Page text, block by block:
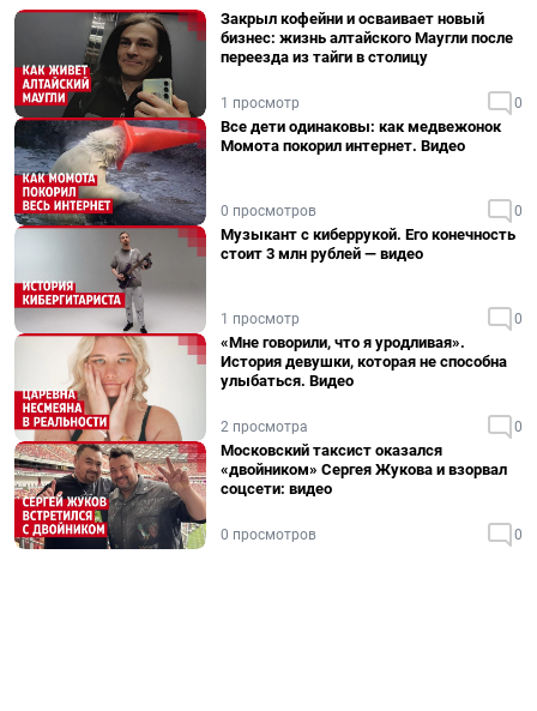
Закрыл кофейни и осваивает новый
бизнес: жизнь алтайского Маугли после
переезда из тайги в столицу
1 просмотр 0
Все дети одинаковы: как медвежонок
Момота покорил интернет. Видео
0 просмотров 0
Музыкант с киберрукой. Его конечность
стоит 3 млн рублей — видео
1 просмотр 0
«Мне говорили, что я уродливая».
История девушки, которая не способна
улыбаться. Видео
2 просмотра 0
Московский таксист оказался
«двойником» Сергея Жукова и взорвал
соцсети: видео
0 просмотров 0